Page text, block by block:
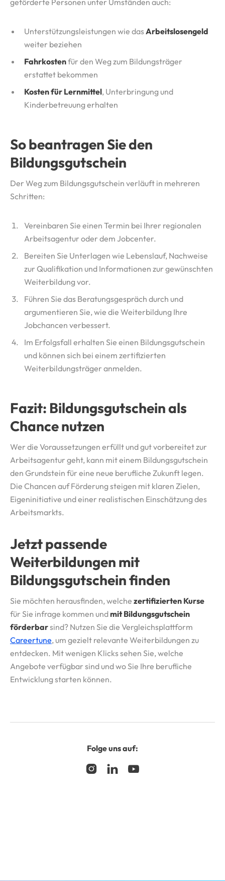
geförderte Personen unter Umständen auch:
Unterstützungsleistungen wie dasArbeitslosengeld
weiter beziehen
Fahrkostenfür den Weg zum Bildungsträger
erstattet bekommen
Kosten für Lernmittel, Unterbringung und
Kinderbetreuung erhalten
So beantragen Sie den
Bildungsgutschein
Der Weg zum Bildungsgutschein verläuft in mehreren
Schritten:
Vereinbaren Sie einen Termin bei Ihrer regionalen
Arbeitsagentur oder dem Jobcenter.
Bereiten Sie Unterlagen wie Lebenslauf, Nachweise
zur Qualifikation und Informationen zur gewünschten
Weiterbildung vor.
Führen Sie das Beratungsgespräch durch und
argumentieren Sie, wie die Weiterbildung Ihre
Jobchancen verbessert.
Im Erfolgsfall erhalten Sie einen Bildungsgutschein
und können sich bei einem zertifizierten
Weiterbildungsträger anmelden.
Fazit: Bildungsgutschein als
Chance nutzen
Wer die Voraussetzungen erfüllt und gut vorbereitet zur
Arbeitsagentur geht, kann mit einem Bildungsgutschein
den Grundstein für eine neue berufliche Zukunft legen.
Die Chancen auf Förderung steigen mit klaren Zielen,
Eigeninitiative und einer realistischen Einschätzung des
Arbeitsmarkts.
Jetzt passende
Weiterbildungen mit
Bildungsgutschein finden
Sie möchten herausfinden, welche zertifizierten Kurse
für Sie infrage kommen undmit Bildungsgutschein
förderbarsind? Nutzen Sie die Vergleichsplattform
Careertune, um gezielt relevante Weiterbildungen zu
entdecken. Mit wenigen Klicks sehen Sie, welche
Angebote verfügbar sind und wo Sie Ihre berufliche
Entwicklung starten können.
Folge uns auf:
  